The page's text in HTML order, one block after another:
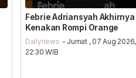
Febrie Adriansyah Akhirnya
Kenakan Rompi Orange
Dailynews - Jumat , 07 Aug 2026,
22:30 WIB